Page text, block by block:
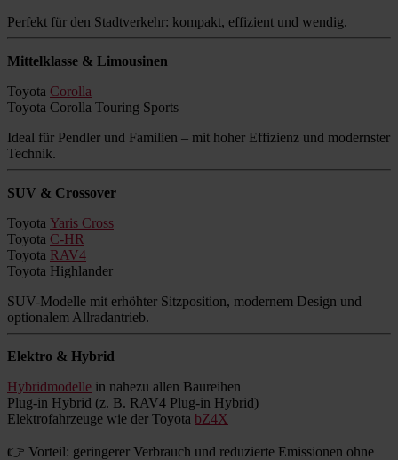
Perfekt für den Stadtverkehr: kompakt, effizient und wendig.
Mittelklasse & Limousinen
Toyota Corolla
Toyota Corolla Touring Sports
Ideal für Pendler und Familien – mit hoher Effizienz und modernster
Technik.
SUV & Crossover
Toyota Yaris Cross
Toyota C-HR
Toyota RAV4
Toyota Highlander
SUV-Modelle mit erhöhter Sitzposition, modernem Design und
optionalem Allradantrieb.
Elektro & Hybrid
Hybridmodelle in nahezu allen Baureihen
Plug-in Hybrid (z. B. RAV4 Plug-in Hybrid)
Elektrofahrzeuge wie der Toyota bZ4X
👉 Vorteil: geringerer Verbrauch und reduzierte Emissionen ohne